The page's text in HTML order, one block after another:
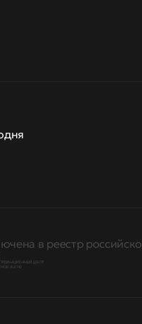
в реестр